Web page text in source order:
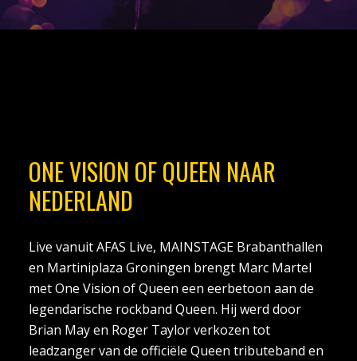
ONE VISION OF QUEEN NAAR
NEDERLAND
Live vanuit AFAS Live, MAINSTAGE Brabanthallen
en Martiniplaza Groningen brengt Marc Martel
met One Vision of Queen een eerbetoon aan de
legendarische rockband Queen. Hij werd door
Brian May en Roger Taylor verkozen tot
leadzanger van de officiële Queen tributeband en